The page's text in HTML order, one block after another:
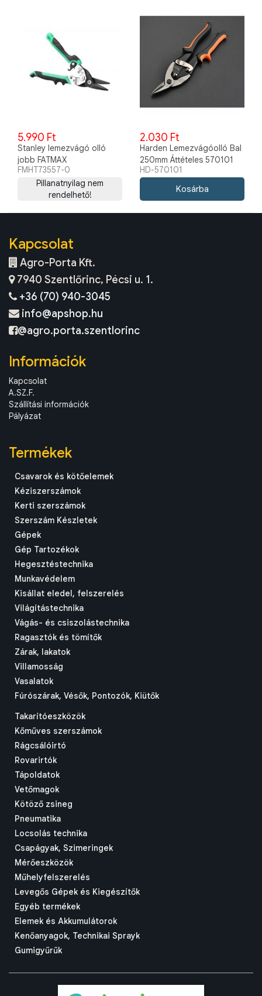
5.990 Ft
Stanley lemezvágó olló
jobb FATMAX
FMHT73557-0
Pillanatnyilag nem
rendelhető!
2.030 Ft
Harden Lemezvágóolló Bal
250mm Áttételes 570101
HD-570101
Kapcsolat
Agro-Porta Kft.
7940 Szentlőrinc, Pécsi u. 1.
+36 (70) 940-3045
info@apshop.hu
@agro.porta.szentlorinc
Információk
Kapcsolat
A.SZ.F.
Szállítási információk
Pályázat
Termékek
Csavarok és kötőelemek
Kéziszerszámok
Kerti szerszámok
Szerszám Készletek
Gépek
Gép Tartozékok
Hegesztéstechnika
Munkavédelem
Kisállat eledel, felszerelés
Világítástechnika
Vágás- és csiszolástechnika
Ragasztók és tömítők
Zárak, lakatok
Villamosság
Vasalatok
Fúrószárak, Vésők, Pontozók, Kiütők
Takarítóeszközök
Kőműves szerszámok
Rágcsálóirtó
Rovarirtók
Tápoldatok
Vetőmagok
Kötöző zsineg
Pneumatika
Locsolás technika
Csapágyak, Szimeringek
Mérőeszközök
Műhelyfelszerelés
Levegős Gépek és Kiegészítők
Egyéb termékek
Elemek és Akkumulátorok
Kenőanyagok, Technikai Sprayk
Gumigyűrűk